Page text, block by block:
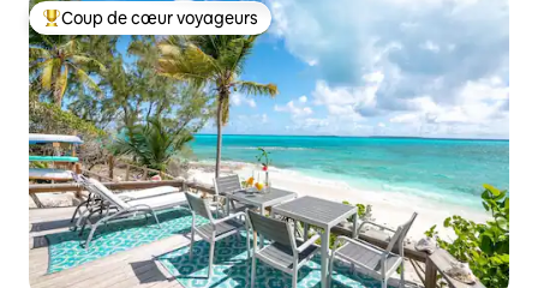
Coups de cœur voyageurs les plus appréciés
Coup de cœur voyageurs